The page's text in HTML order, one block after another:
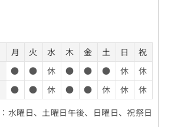
月 火 水 木 金 土 日
祝
● ● 休 ● ● ● 休
休
● ● 休 ● ● 休 休
休
水曜日、土曜日午後、日曜日、祝祭日